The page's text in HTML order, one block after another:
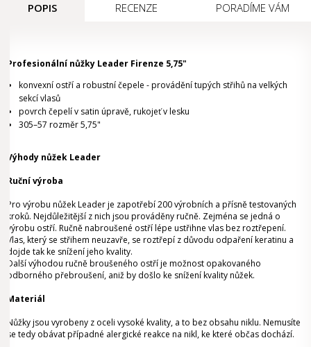
POPIS RECENZE PORADÍME VÁM
Profesionální nůžky Leader Firenze 5,75"
konvexní ostří a robustní čepele -provádění tupých střihů na velkých
sekcí vlasů
povrch čepelí v satin úpravě, rukojeť v lesku
305–57 rozměr 5,75"
Výhody nůžek Leader
Ruční výroba
Pro výrobu nůžek Leader je zapotřebí 200 výrobních a přísně testovaných
kroků. Nejdůležitější z nich jsou prováděny ručně. Zejména se jedná o
výrobu ostří. Ručně nabroušené ostří lépe ustřihne vlas bez roztřepení.
Vlas, který se střihem neuzavře, se roztřepí z důvodu odpaření keratinu a
dojde tak ke snížení jeho kvality.
Další výhodou ručně broušeného ostří je možnost opakovaného
odborného přebroušení, aniž by došlo ke snížení kvality nůžek.
Materiál
Nůžky jsou vyrobeny z oceli vysoké kvality, a to bez obsahu niklu. Nemusíte
se tedy obávat případné alergické reakce na nikl, ke které občas dochází.